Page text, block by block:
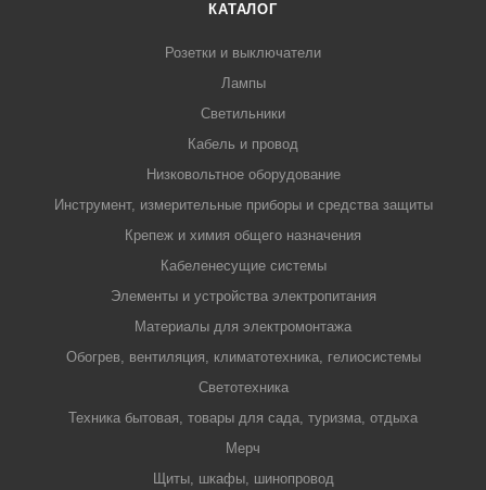
КАТАЛОГ
Розетки и выключатели
Лампы
Светильники
Кабель и провод
Низковольтное оборудование
Инструмент, измерительные приборы и средства защиты
Крепеж и химия общего назначения
Кабеленесущие системы
Элементы и устройства электропитания
Материалы для электромонтажа
Обогрев, вентиляция, климатотехника, гелиосистемы
Светотехника
Техника бытовая, товары для сада, туризма, отдыха
Мерч
Щиты, шкафы, шинопровод